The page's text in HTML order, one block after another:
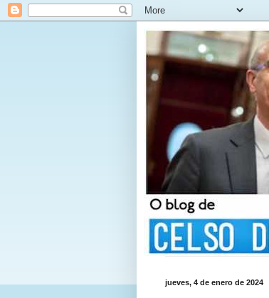
jueves, 4 de enero de 2024